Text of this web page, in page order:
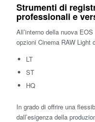
Strumenti di
professionali e
All’interno della nuova
opzioni Cinema RAW Light
LT
ST
HQ
In grado di offrire una
dall’esigenza della